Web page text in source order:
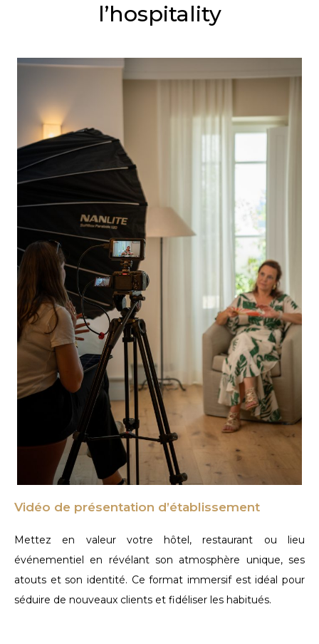
l’hospitality
Vidéo de présentation d’établissement
Mettez en valeur votre hôtel, restaurant ou lieu
événementiel en révélant son atmosphère unique, ses
atouts et son identité. Ce format immersif est idéal pour
séduire de nouveaux clients et fidéliser les habitués.